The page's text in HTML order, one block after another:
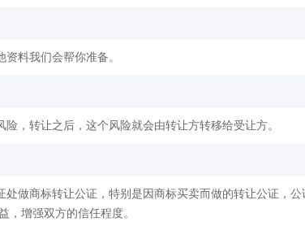
料我们会帮你准备。
，转让之后，这个风险就会由转让方转移给受让方。
做商标转让公证，特别是因商标买卖而做的转让公证，
，增强双方的信任程度。